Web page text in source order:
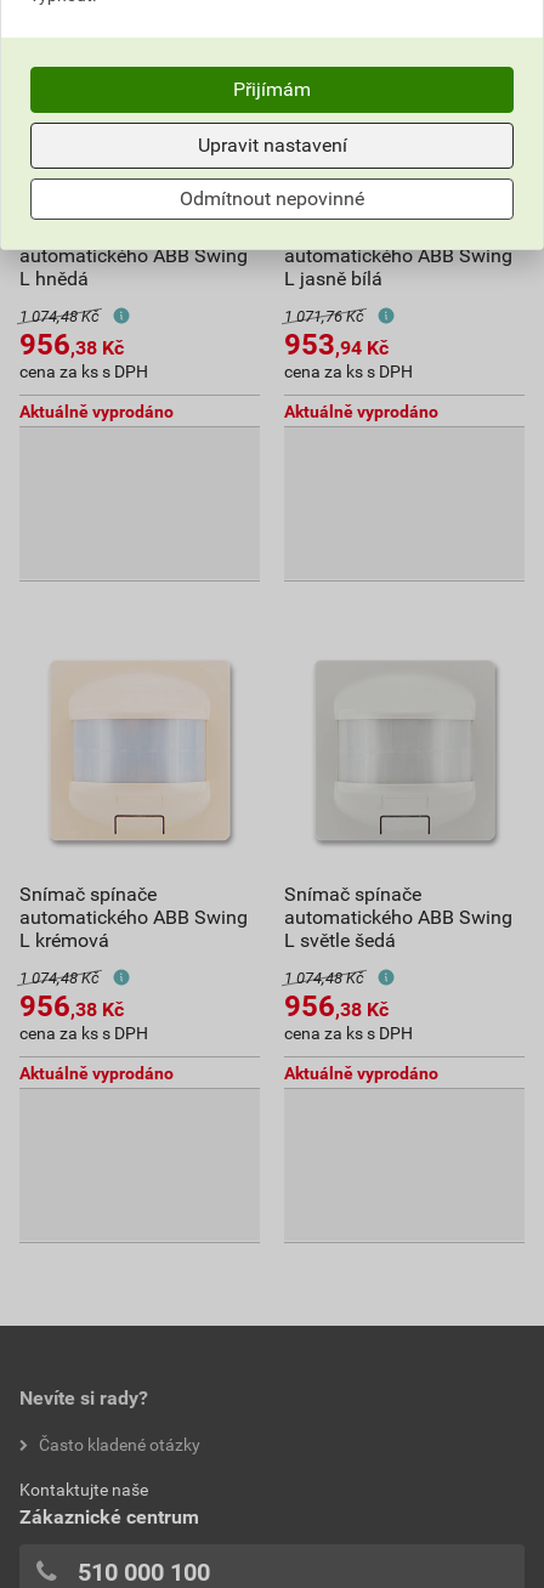
automatického ABB Swing
L hnědá
1 074,48 Kč
956,38 Kč
cena za ks s DPH
Aktuálně vyprodáno
automatického ABB Swing
L jasně bílá
1 071,76 Kč
953,94 Kč
cena za ks s DPH
Aktuálně vyprodáno
Snímač spínače
automatického ABB Swing
L krémová
1 074,48 Kč
956,38 Kč
cena za ks s DPH
Aktuálně vyprodáno
Snímač spínače
automatického ABB Swing
L světle šedá
1 074,48 Kč
956,38 Kč
cena za ks s DPH
Aktuálně vyprodáno
Nevíte si rady?
Často kladené otázky
Kontaktujte naše
Zákaznické centrum
510 000 100
Přijímám
Upravit nastavení
Odmítnout nepovinné